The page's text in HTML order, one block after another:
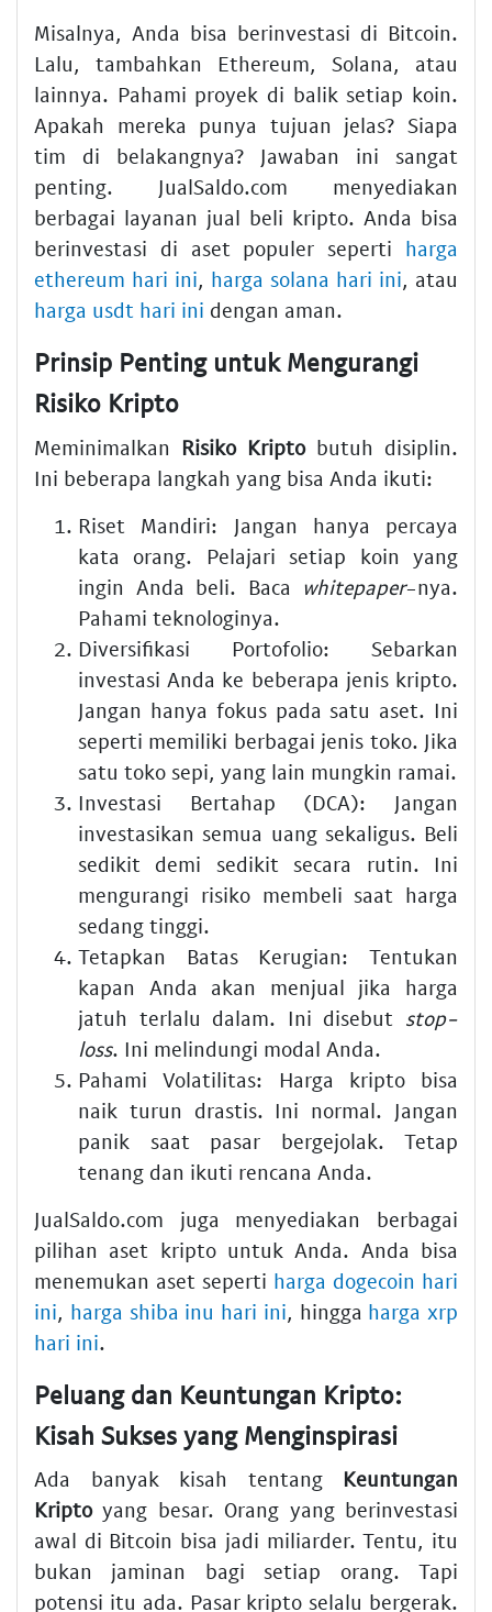
Misalnya, Anda bisa berinvestasi di Bitcoin.
Lalu, tambahkan Ethereum, Solana, atau
lainnya. Pahami proyek di balik setiap koin.
Apakah mereka punya tujuan jelas? Siapa
tim di belakangnya? Jawaban ini sangat
penting. JualSaldo.com menyediakan
berbagai layanan jual beli kripto. Anda bisa
berinvestasi di aset populer seperti harga
ethereum hari ini, harga solana hari ini, atau
harga usdt hari ini dengan aman.
Prinsip Penting untuk Mengurangi
Risiko Kripto
Meminimalkan Risiko Kriptobutuh disiplin.
Ini beberapa langkah yang bisa Anda ikuti:
Riset Mandiri: Jangan hanya percaya
kata orang. Pelajari setiap koin yang
ingin Anda beli. Baca whitepaper-nya.
Pahami teknologinya.
Diversifikasi Portofolio: Sebarkan
investasi Anda ke beberapa jenis kripto.
Jangan hanya fokus pada satu aset. Ini
seperti memiliki berbagai jenis toko. Jika
satu toko sepi, yang lain mungkin ramai.
Investasi Bertahap (DCA): Jangan
investasikan semua uang sekaligus. Beli
sedikit demi sedikit secara rutin. Ini
mengurangi risiko membeli saat harga
sedang tinggi.
Tetapkan Batas Kerugian: Tentukan
kapan Anda akan menjual jika harga
jatuh terlalu dalam. Ini disebut stop-
loss. Ini melindungi modal Anda.
Pahami Volatilitas: Harga kripto bisa
naik turun drastis. Ini normal. Jangan
panik saat pasar bergejolak. Tetap
tenang dan ikuti rencana Anda.
JualSaldo.com juga menyediakan berbagai
pilihan aset kripto untuk Anda. Anda bisa
menemukan aset seperti harga dogecoin hari
ini, harga shiba inu hari ini, hingga harga xrp
hari ini.
Peluang dan Keuntungan Kripto:
Kisah Sukses yang Menginspirasi
Ada banyak kisah tentang Keuntungan
Kriptoyang besar. Orang yang berinvestasi
awal di Bitcoin bisa jadi miliarder. Tentu, itu
bukan jaminan bagi setiap orang. Tapi
potensi itu ada. Pasar kripto selalu bergerak.